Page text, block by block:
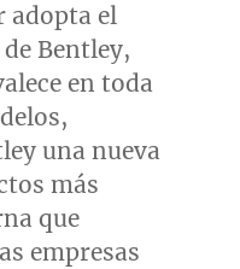
adopta el
Bentley,
en toda
una nueva
más
que
empresas